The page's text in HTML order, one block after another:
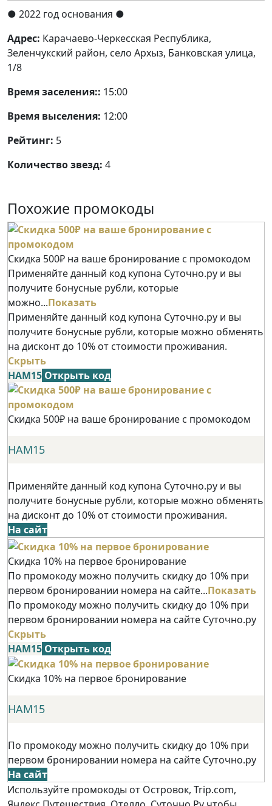
● 2022 год основания ●
Адрес: Карачаево-Черкесская Республика,
Зеленчукский район, село Архыз, Банковская улица,
1/8
Время заселения:: 15:00
Время выселения: 12:00
Рейтинг: 5
Количество звезд: 4
Похожие промокоды
Скидка 500₽ на ваше бронирование с промокодом
Применяйте данный код купона Суточно.ру и вы
получите бонусные рубли, которые
можно...Показать
Применяйте данный код купона Суточно.ру и вы
получите бонусные рубли, которые можно обменять
на дисконт до 10% от стоимости проживания.
Скрыть
НАМ15 Открыть код
Скидка 500₽ на ваше бронирование с промокодом
НАМ15
Применяйте данный код купона Суточно.ру и вы
получите бонусные рубли, которые можно обменять
на дисконт до 10% от стоимости проживания.
На сайт
Скидка 10% на первое бронирование
По промокоду можно получить скидку до 10% при
первом бронировании номера на сайте...Показать
По промокоду можно получить скидку до 10% при
первом бронировании номера на сайте Суточно.ру
Скрыть
НАМ15 Открыть код
Скидка 10% на первое бронирование
НАМ15
По промокоду можно получить скидку до 10% при
первом бронировании номера на сайте Суточно.ру
На сайт
Используйте промокоды от Островок, Trip.com,